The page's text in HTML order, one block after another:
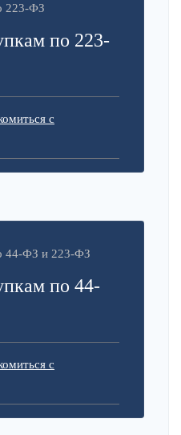
223-ФЗ
по 223-
с
44-ФЗ и 223-ФЗ
по 44-
с